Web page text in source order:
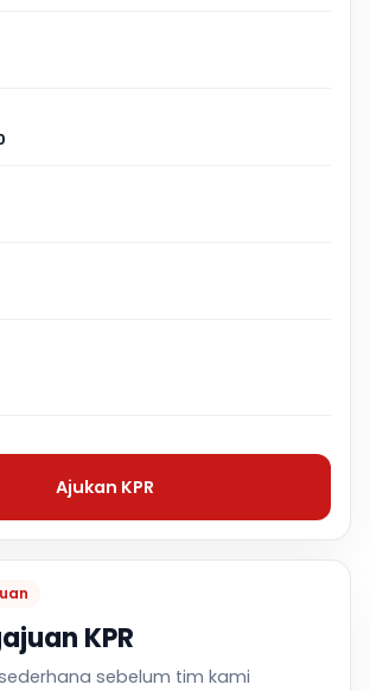
KPR
sebelum tim kami
Ajukan KPR